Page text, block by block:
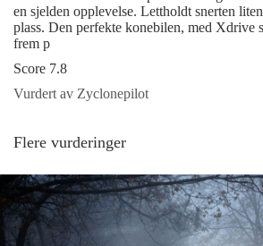
en sjelden opplevelse. Lettholdt snerten
plass. Den perfekte konebilen, med Xdrive
frem p
Score 7.8
Vurdert av Zyclonepilot
Flere vurderinger